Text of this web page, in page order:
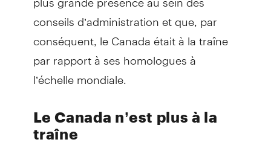
conseils d’administration et que, par
conséquent, le Canada était à la traîne
par rapport à ses homologues à
l’échelle mondiale.
Le Canada n’est plus à la
traîne